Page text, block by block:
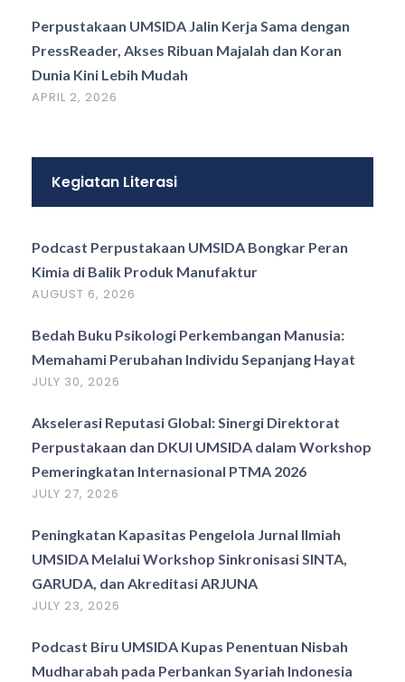
Perpustakaan UMSIDA Jalin Kerja Sama dengan
PressReader, Akses Ribuan Majalah dan Koran
Dunia Kini Lebih Mudah
APRIL 2, 2026
Kegiatan Literasi
Podcast Perpustakaan UMSIDA Bongkar Peran
Kimia di Balik Produk Manufaktur
AUGUST 6, 2026
Bedah Buku Psikologi Perkembangan Manusia:
Memahami Perubahan Individu Sepanjang Hayat
JULY 30, 2026
Akselerasi Reputasi Global: Sinergi Direktorat
Perpustakaan dan DKUI UMSIDA dalam Workshop
Pemeringkatan Internasional PTMA 2026
JULY 27, 2026
Peningkatan Kapasitas Pengelola Jurnal Ilmiah
UMSIDA Melalui Workshop Sinkronisasi SINTA,
GARUDA, dan Akreditasi ARJUNA
JULY 23, 2026
Podcast Biru UMSIDA Kupas Penentuan Nisbah
Mudharabah pada Perbankan Syariah Indonesia